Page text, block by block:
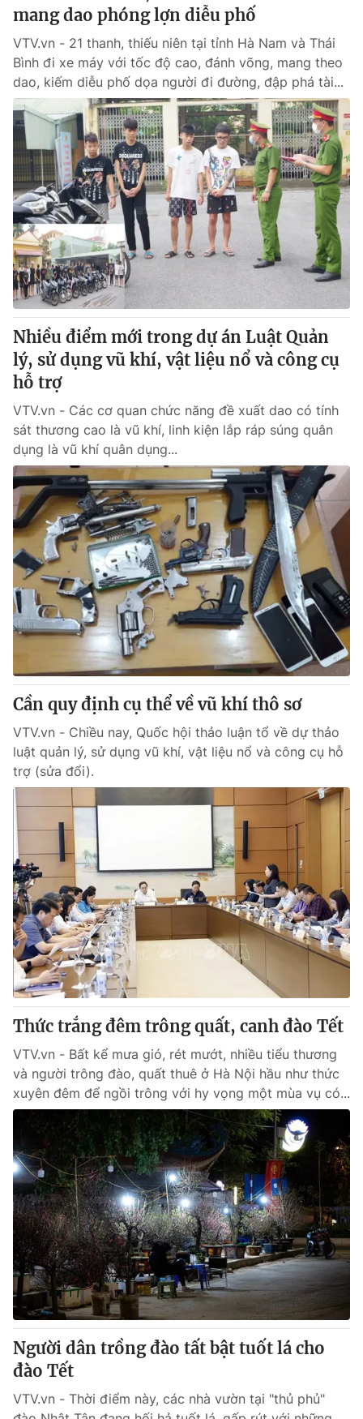
mang dao phóng lợn diễu phố
VTV.vn - 21 thanh, thiếu niên tại tỉnh Hà Nam và Thái
Bình đi xe máy với tốc độ cao, đánh võng, mang theo
dao, kiếm diễu phố dọa người đi đường, đập phá tài...
Nhiều điểm mới trong dự án Luật Quản
lý, sử dụng vũ khí, vật liệu nổ và công cụ
hỗ trợ
VTV.vn - Các cơ quan chức năng đề xuất dao có tính
sát thương cao là vũ khí, linh kiện lắp ráp súng quân
dụng là vũ khí quân dụng...
Cần quy định cụ thể về vũ khí thô sơ
VTV.vn - Chiều nay, Quốc hội thảo luận tổ về dự thảo
luật quản lý, sử dụng vũ khí, vật liệu nổ và công cụ hỗ
trợ (sửa đổi).
Thức trắng đêm trông quất, canh đào Tết
VTV.vn - Bất kể mưa gió, rét mướt, nhiều tiểu thương
và người trông đào, quất thuê ở Hà Nội hầu như thức
xuyên đêm để ngồi trông với hy vọng một mùa vụ có...
Người dân trồng đào tất bật tuốt lá cho
đào Tết
VTV.vn - Thời điểm này, các nhà vườn tại "thủ phủ"